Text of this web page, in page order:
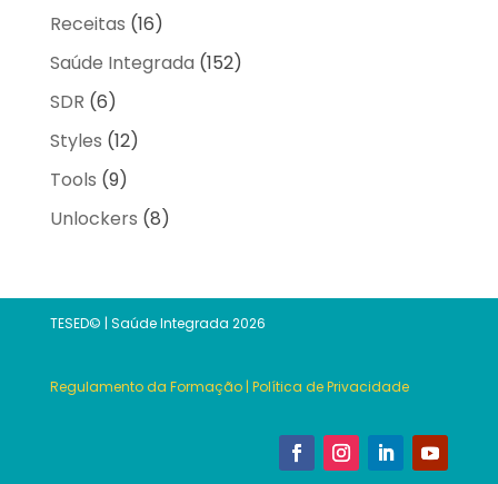
Receitas (16)
Saúde Integrada (152)
SDR (6)
Styles (12)
Tools (9)
Unlockers (8)
TESED© | Saúde Integrada 2026
Regulamento da Formação| Política de Privacidade